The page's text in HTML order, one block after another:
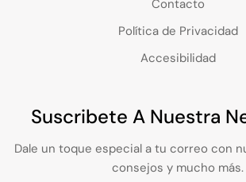
Contacto
Política de Privacidad
Accesibilidad
Suscribete A Nuestra
Dale un toque especial a tu correo con
consejos y mucho más.